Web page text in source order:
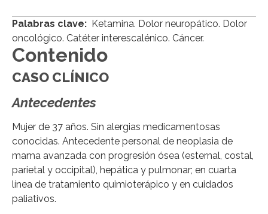
Palabras clave: Ketamina. Dolor neuropático. Dolor
oncológico. Catéter interescalénico. Cáncer.
Contenido
CASO CLÍNICO
Antecedentes
Mujer de 37 años. Sin alergias medicamentosas
conocidas. Antecedente personal de neoplasia de
mama avanzada con progresión ósea (esternal, costal,
parietal y occipital), hepática y pulmonar; en cuarta
línea de tratamiento quimioterápico y en cuidados
paliativos.